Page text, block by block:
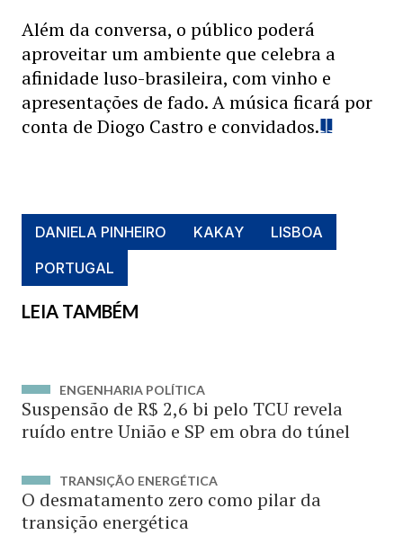
Além da conversa, o público poderá
aproveitar um ambiente que celebra a
afinidade luso-brasileira, com vinho e
apresentações de fado. A música ficará por
conta de Diogo Castro e convidados.
DANIELA PINHEIRO KAKAY
LISBOA
PORTUGAL
LEIA TAMBÉM
ENGENHARIA POLÍTICA
Suspensão de R$ 2,6 bi pelo TCU revela
ruído entre União e SP em obra do túnel
TRANSIÇÃO ENERGÉTICA
O desmatamento zero como pilar da
transição energética